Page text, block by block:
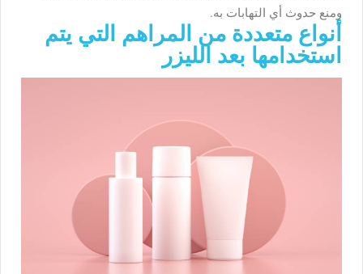
ومنع حدوث أي التهابات به.
أنواع متعددة من المراهم التي يتم
استخدامها بعد الليزر